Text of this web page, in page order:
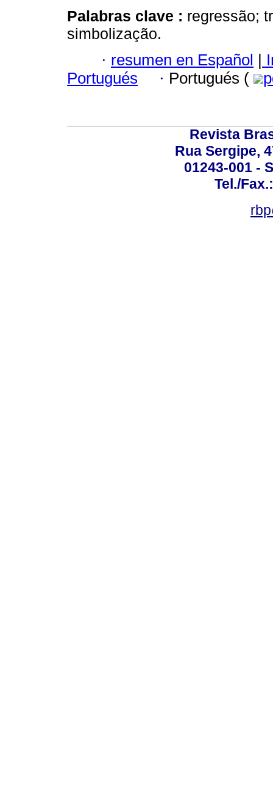
Palabras clave : regressão;
simbolização.
· resumen en Español |
Portugués
· Portugués (
Revista
Rua Sergipe,
01243-001 -
Tel./